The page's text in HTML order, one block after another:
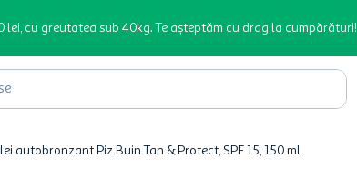
cu greutatea sub 40kg. Te așteptăm cu drag la cumpărături!
autobronzant Piz Buin Tan & Protect, SPF 15, 150 ml